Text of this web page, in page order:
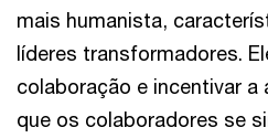
mais humanista,
líderes transformadores.
colaboração e incentivar
que os colaboradores se